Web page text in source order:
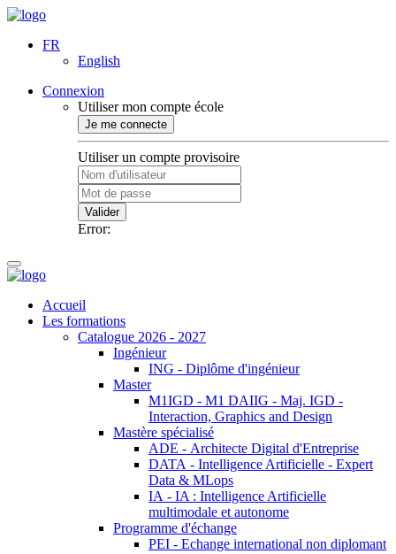
FR
English
Connexion
Utiliser mon compte école
Je me connecte
Utiliser un compte provisoire
Valider
Error:
Accueil
Les formations
Catalogue 2026 - 2027
Ingénieur
ING - Diplôme d'ingénieur
Master
M1IGD - M1 DAIIG - Maj. IGD -
Interaction, Graphics and Design
Mastère spécialisé
ADE - Architecte Digital d'Entreprise
DATA - Intelligence Artificielle - Expert
Data & MLops
IA - IA : Intelligence Artificielle
multimodale et autonome
Programme d'échange
PEI - Echange international non diplomant